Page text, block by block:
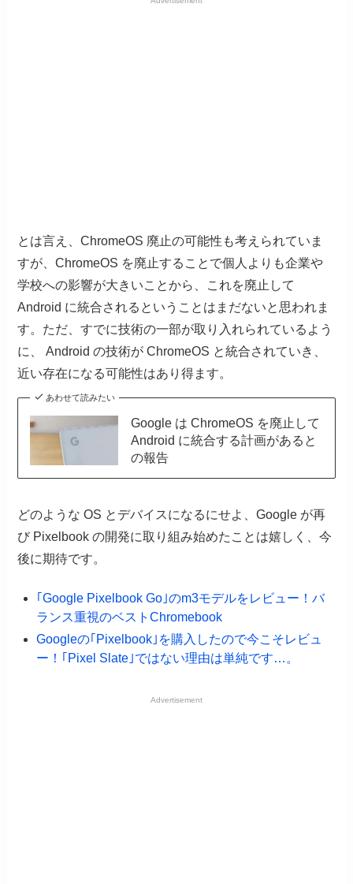
とは言え、ChromeOS 廃止の可能性も考えられていま
すが、ChromeOS を廃止することで個人よりも企業や
学校への影響が大きいことから、これを廃止して
Android に統合されるということはまだないと思われま
す。ただ、すでに技術の一部が取り入れられているよう
に、 Android の技術が ChromeOS と統合されていき、
近い存在になる可能性はあり得ます。
あわせて読みたい
Google は ChromeOS を廃止して
Android に統合する計画があると
の報告
どのような OS とデバイスになるにせよ、Google が再
び Pixelbook の開発に取り組み始めたことは嬉しく、今
後に期待です。
｢Google Pixelbook Go｣のm3モデルをレビュー！バ
ランス重視のベストChromebook
Googleの｢Pixelbook｣を購入したので今こそレビュ
ー！｢Pixel Slate｣ではない理由は単純です…。
Advertisement